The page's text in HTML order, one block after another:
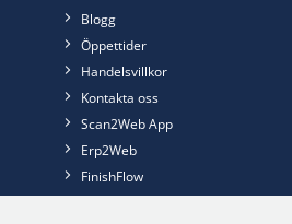
Blogg
Öppettider
Handelsvillkor
Kontakta oss
Scan2Web App
Erp2Web
FinishFlow